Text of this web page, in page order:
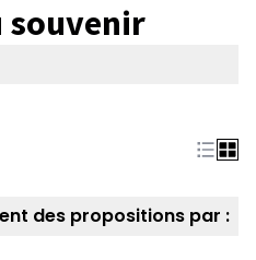
souvenir
des propositions par :